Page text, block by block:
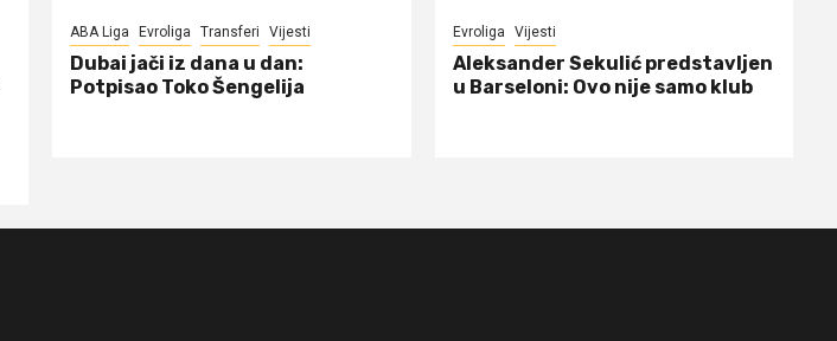
ABA Liga Evroliga Transferi Vijesti
Dubai jači iz dana u dan:
Potpisao Toko Šengelija
Evroliga Vijesti
Aleksander Sekulić predstavljen
u Barseloni: Ovo nije samo klub